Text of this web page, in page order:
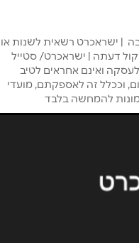
| ישראכרט רשאית לשנות או
דעתה | ישראכרט/ סטייל
ואינם אחראים לטיב
וככלל זה לאספקתם, מועדי
להמחשה בלבד